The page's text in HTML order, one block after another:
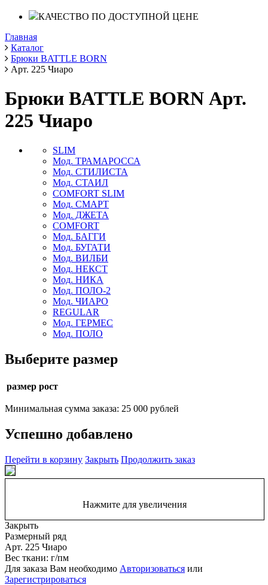
КАЧЕСТВО ПО ДОСТУПНОЙ ЦЕНЕ
Главная
Каталог
Брюки BATTLE BORN
Арт. 225 Чиаро
Брюки BATTLE BORN Арт.
225 Чиаро
SLIM
Мод. ТРАМАРОССА
Мод. СТИЛИСТА
Мод. СТАИЛ
COMFORT SLIM
Мод. СМАРТ
Мод. ДЖЕТА
COMFORT
Мод. БАГГИ
Мод. БУГАТИ
Мод. ВИЛБИ
Мод. НЕКСТ
Мод. НИКА
Мод. ПОЛО-2
Мод. ЧИАРО
REGULAR
Мод. ГЕРМЕС
Мод. ПОЛО
Выберите размер
размер рост
Минимальная сумма заказа: 25 000 рублей
Успешно добавлено
Перейти в корзину Закрыть Продолжить заказ
Нажмите для увеличения
Закрыть
Размерный ряд
Арт. 225 Чиаро
Вес ткани: г/пм
Для заказа Вам необходимо Авторизоваться или
Зарегистрироваться